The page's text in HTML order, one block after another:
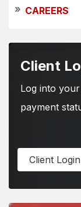
» CAREERS
Client
Log into
payment
Client Login